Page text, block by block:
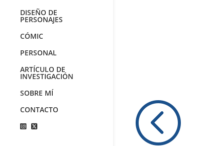
DISEÑO DE
PERSONAJES
CÓMIC
PERSONAL
ARTÍCULO DE
INVESTIGACIÓN
SOBRE MÍ
CONTACTO
<